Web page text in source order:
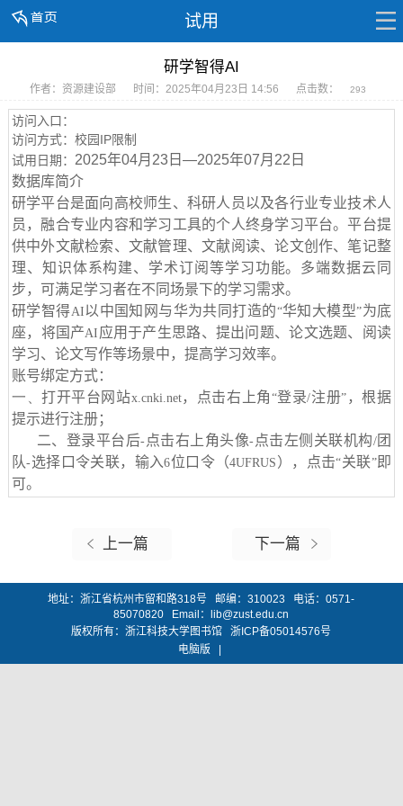
试用
研学智得AI
作者：资源建设部 时间：2025年04月23日 14:56 点击数： 293
访问入口：
访问方式：校园IP限制
试用日期： 2025年04月 23日 —2025年07月 22 日
数据库简介
研学平台是面向高校师生、科研人员以及各行业专业技术人
员，融合专业内容和学习工具的个人终身学习平台。平台提
供中外文献检索、文献管理、文献阅读、论文创作、笔记整
理、知识体系构建、学术订阅等学习功能。多端数据云同
步，可满足学习者在不同场景下的学习需求。
研学智得AI以中国知网与华为共同打造的“华知大模型”为底
座，将国产AI 应用于产生思路、提出问题、论文选题、阅读
学习、论文写作等场景中，提高学习效率。
账号绑定方式：
一、打开平台网站x.cnki.net，点击右上角 “登录/注册” ，根据
提示进行注册；
二、登录平台后- 点击右上角头像- 点击左侧关联机构/团
队-选择口令关联，输入6位口令（4UFRUS ），点击“关联”即
可。
上一篇 下一篇
地址：浙江省杭州市留和路318号 邮编：310023 电话：0571-
85070820 Email：lib@zust.edu.cn
版权所有：浙江科技大学图书馆 浙ICP备05014576号
电脑版
|